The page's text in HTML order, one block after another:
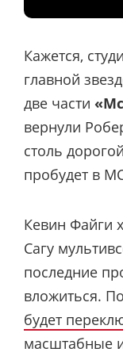
Кажется,
главной
две части
вернули
столь
пробудет в
Кевин Файги
Сагу
последние
вложиться.
будет
масштабные